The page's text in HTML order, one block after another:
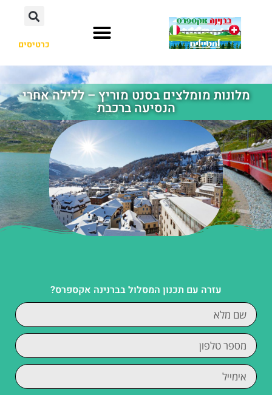
כרטיסים
מלונות מומלצים בסנט מוריץ – ללילה אחרי
הנסיעה ברכבת
עזרה עם תכנון המסלול בברנינה אקספרס?